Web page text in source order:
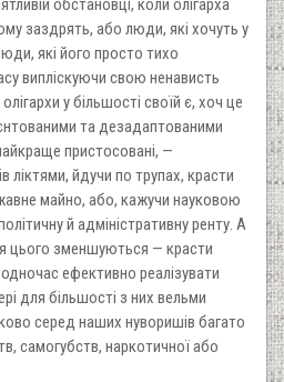
обстановці, коли олігарха
заздрять, або люди, які хочуть у
які його просто тихо
випліскуючи свою ненависть
у більшості своїй є, хоч це
та дезадаптованими
пристосовані, —
ліктями, йдучи по трупах, красти
майно, або, кажучи науковою
й адміністративну ренту. А
цього зменшуються — красти
ефективно реалізувати
для більшості з них вельми
серед наших нуворишів багато
самогубств, наркотичної або